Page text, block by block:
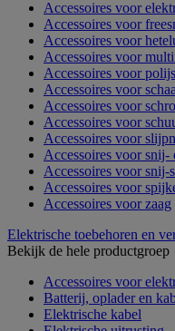
Accessoires voor
Accessoires voor
Accessoires voor
Accessoires voor
Accessoires voor
Accessoires voor
Accessoires voor
Accessoires voor
Accessoires voor
Accessoires voor snij-
Accessoires voor snij-
Accessoires voor
Accessoires voor zaag
Elektrische toebehoren en
Bekijk de hele productgroep
Accessoires voor
Batterij, oplader en
Elektrische kabel